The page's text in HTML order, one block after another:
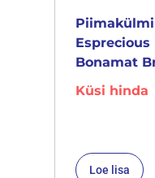
Esprecious
Bonamat
Küsi hinda
Loe lisa